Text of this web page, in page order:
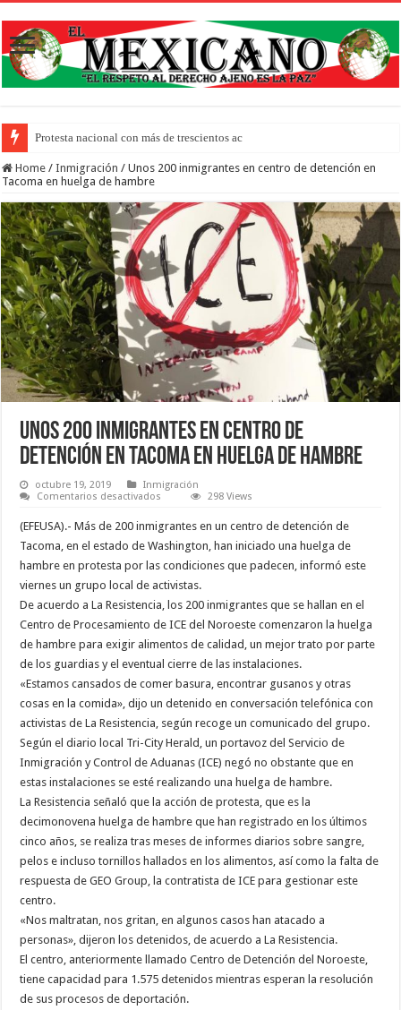
Protesta nacional con más de trescientos actos honra a inmigrantes muer
Home / Inmigración / Unos 200 inmigrantes en centro de detención en
Tacoma en huelga de hambre
Unos 200 inmigrantes en centro de
detención en Tacoma en huelga de hambre
octubre 19, 2019
Inmigración
Comentarios desactivados
inmigrantes
en
centro
de
en
Tacoma
en
huelga
hambre
298 Views
(EFEUSA).- Más de 200 inmigrantes en un centro de detención de
Tacoma, en el estado de Washington, han iniciado una huelga de
hambre en protesta por las condiciones que padecen, informó este
viernes un grupo local de activistas.
De acuerdo a La Resistencia, los 200 inmigrantes que se hallan en el
Centro de Procesamiento de ICE del Noroeste comenzaron la huelga
de hambre para exigir alimentos de calidad, un mejor trato por parte
de los guardias y el eventual cierre de las instalaciones.
«Estamos cansados de comer basura, encontrar gusanos y otras
cosas en la comida», dijo un detenido en conversación telefónica con
activistas de La Resistencia, según recoge un comunicado del grupo.
Según el diario local Tri-City Herald, un portavoz del Servicio de
Inmigración y Control de Aduanas (ICE) negó no obstante que en
estas instalaciones se esté realizando una huelga de hambre.
La Resistencia señaló que la acción de protesta, que es la
decimonovena huelga de hambre que han registrado en los últimos
cinco años, se realiza tras meses de informes diarios sobre sangre,
pelos e incluso tornillos hallados en los alimentos, así como la falta de
respuesta de GEO Group, la contratista de ICE para gestionar este
centro.
«Nos maltratan, nos gritan, en algunos casos han atacado a
personas», dijeron los detenidos, de acuerdo a La Resistencia.
El centro, anteriormente llamado Centro de Detención del Noroeste,
tiene capacidad para 1.575 detenidos mientras esperan la resolución
de sus procesos de deportación.